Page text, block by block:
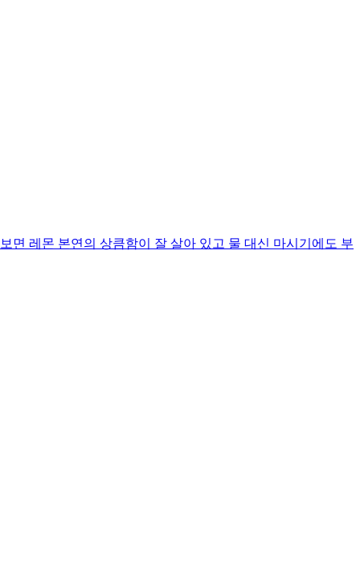
면 레몬 본연의 상큼함이 잘 살아 있고 물 대신 마시기에도 부